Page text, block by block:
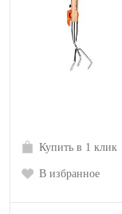
Купить в 1 клик
В избранное